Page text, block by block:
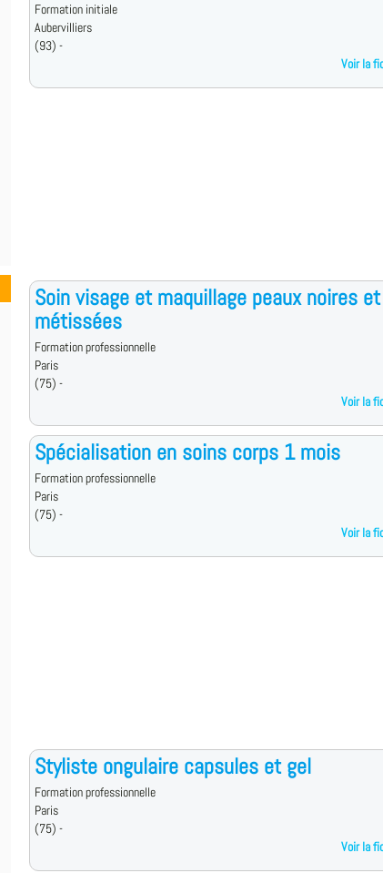
Formation initiale
Aubervilliers
(93) -
Voir la
Soin visage et maquillage peaux noires et
métissées
Formation professionnelle
Paris
(75) -
Voir la
Spécialisation en soins corps 1 mois
Formation professionnelle
Paris
(75) -
Voir la
Styliste ongulaire capsules et gel
Formation professionnelle
Paris
(75) -
Voir la